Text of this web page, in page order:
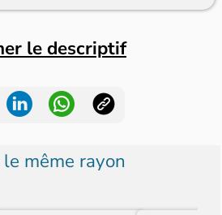
le descriptif
même rayon